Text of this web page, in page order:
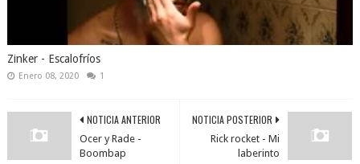
Zinker - Escalofríos
Enero 08, 2020 1
NOTICIA POSTERIOR
Rick rocket - Mi
laberinto
NOTICIA ANTERIOR
Ocer y Rade -
Boombap